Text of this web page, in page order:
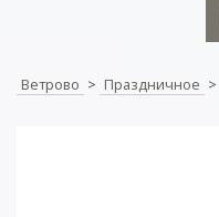
Ветрово > Праздничное >